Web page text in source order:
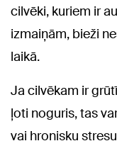
cilvēki, kuriem ir
izmaiņām, bieži
laikā.
Ja cilvēkam ir
ļoti noguris, tas
vai hronisku